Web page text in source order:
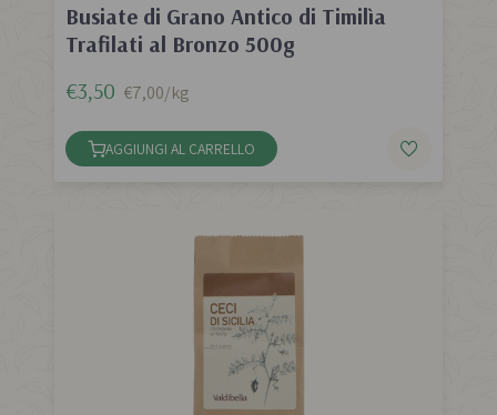
Busiate di Grano Antico di Timilìa
Trafilati al Bronzo 500g
€3,50 €7,00/kg
AGGIUNGI AL CARRELLO